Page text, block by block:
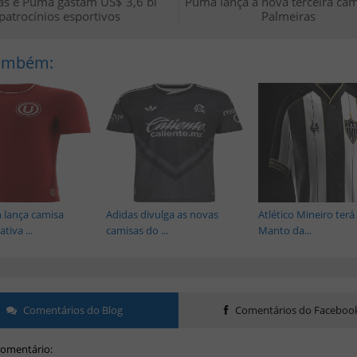
Palmeiras
esportivos
Atlético Mineiro
Manto da...
Adidas divulga as novas
camisas do ...
camisa
...
Comentários do Blog Comentários do